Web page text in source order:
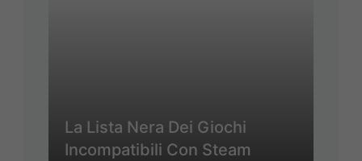
La Lista Nera Dei Giochi
Incompatibili Con Steam